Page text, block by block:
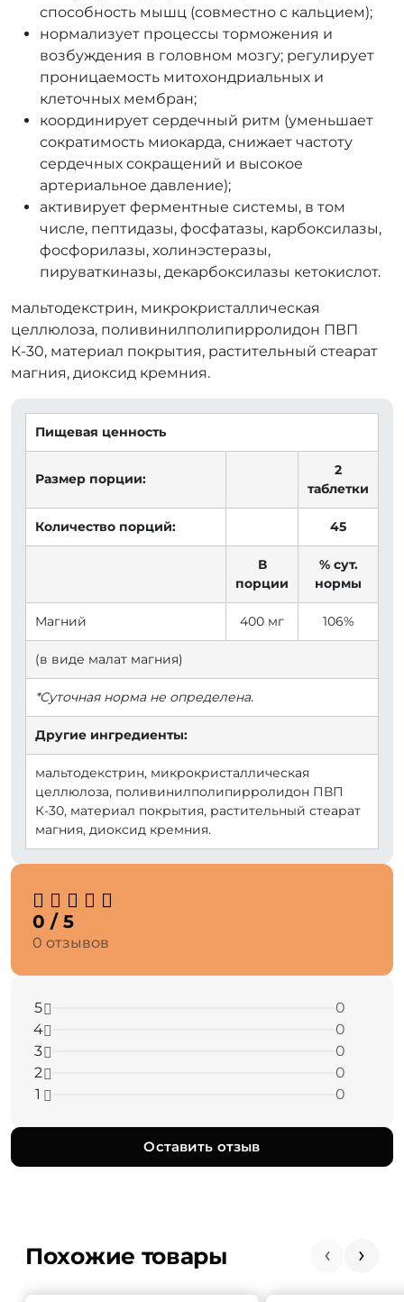
способность мышц (совместно с кальцием);
нормализует процессы торможения и
возбуждения в головном мозгу; регулирует
проницаемость митохондриальных и
клеточных мембран;
координирует сердечный ритм (уменьшает
сократимость миокарда, снижает частоту
сердечных сокращений и высокое
артериальное давление);
активирует ферментные системы, в том
числе, пептидазы, фосфатазы, карбоксилазы,
фосфорилазы, холинэстеразы,
пируваткиназы, декарбоксилазы кетокислот.
мальтодекстрин, микрокристаллическая
целлюлоза, поливинилполипирролидон ПВП
К-30, материал покрытия, растительный стеарат
магния, диоксид кремния.
Пищевая ценность
Размер порции:
2
таблетки
Количество порций: 45
В
порции
% сут.
нормы
Магний 400 мг 106%
(в виде малат магния)
*Суточная норма не определена.
Другие ингредиенты:
мальтодекстрин, микрокристаллическая
целлюлоза, поливинилполипирролидон ПВП
К-30, материал покрытия, растительный стеарат
магния, диоксид кремния.
0 / 5
0 отзывов
5
0
4
0
3
0
2
0
1
0
Оставить отзыв
Похожие товары